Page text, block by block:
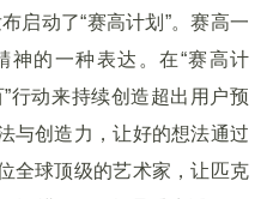
启动了“赛高计划”。赛高一
神的一种表达。在“赛高计
行动来持续创造超出用户预
与创造力，让好的想法通过
全球顶级的艺术家，让匹克